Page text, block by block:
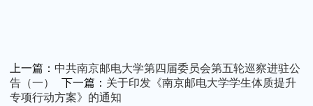
上一篇： 中共南京邮电大学第四届委员会第五轮巡察进驻公
告（一）
下一篇： 关于印发《南京邮电大学学生体质提升
专项行动方案》的通知